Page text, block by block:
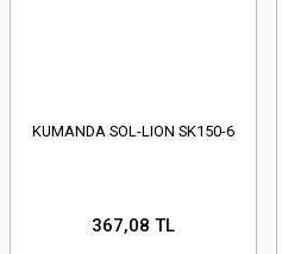
KUMANDA SOL-LION SK150-6
367,08 TL